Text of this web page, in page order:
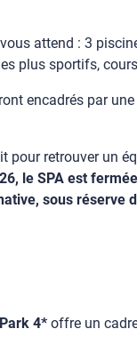
attend : 3
plus sportifs,
encadrés par
pour retrouver un
le SPA est
sous réserve
4* offre un